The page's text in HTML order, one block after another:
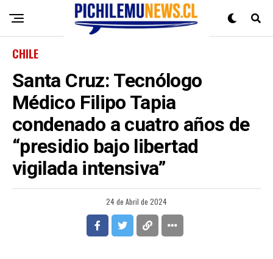
CHILE
Santa Cruz: Tecnólogo
Médico Filipo Tapia
condenado a cuatro años de
“presidio bajo libertad
vigilada intensiva”
24 de Abril de 2024